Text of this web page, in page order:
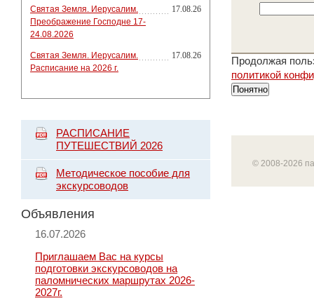
Святая Земля. Иерусалим.
Преображение Господне 17-
24.08.2026
17.08.26
Святая Земля. Иерусалим.
Расписание на 2026 г.
17.08.26
РАСПИСАНИЕ
ПУТЕШЕСТВИЙ 2026
Методическое пособие для
экскурсоводов
Объявления
16.07.2026
Приглашаем Вас на курсы
подготовки экскурсоводов на
паломнических маршрутах 2026-
2027г.
Продолжая
политикой
Понятно
© 2008-2026